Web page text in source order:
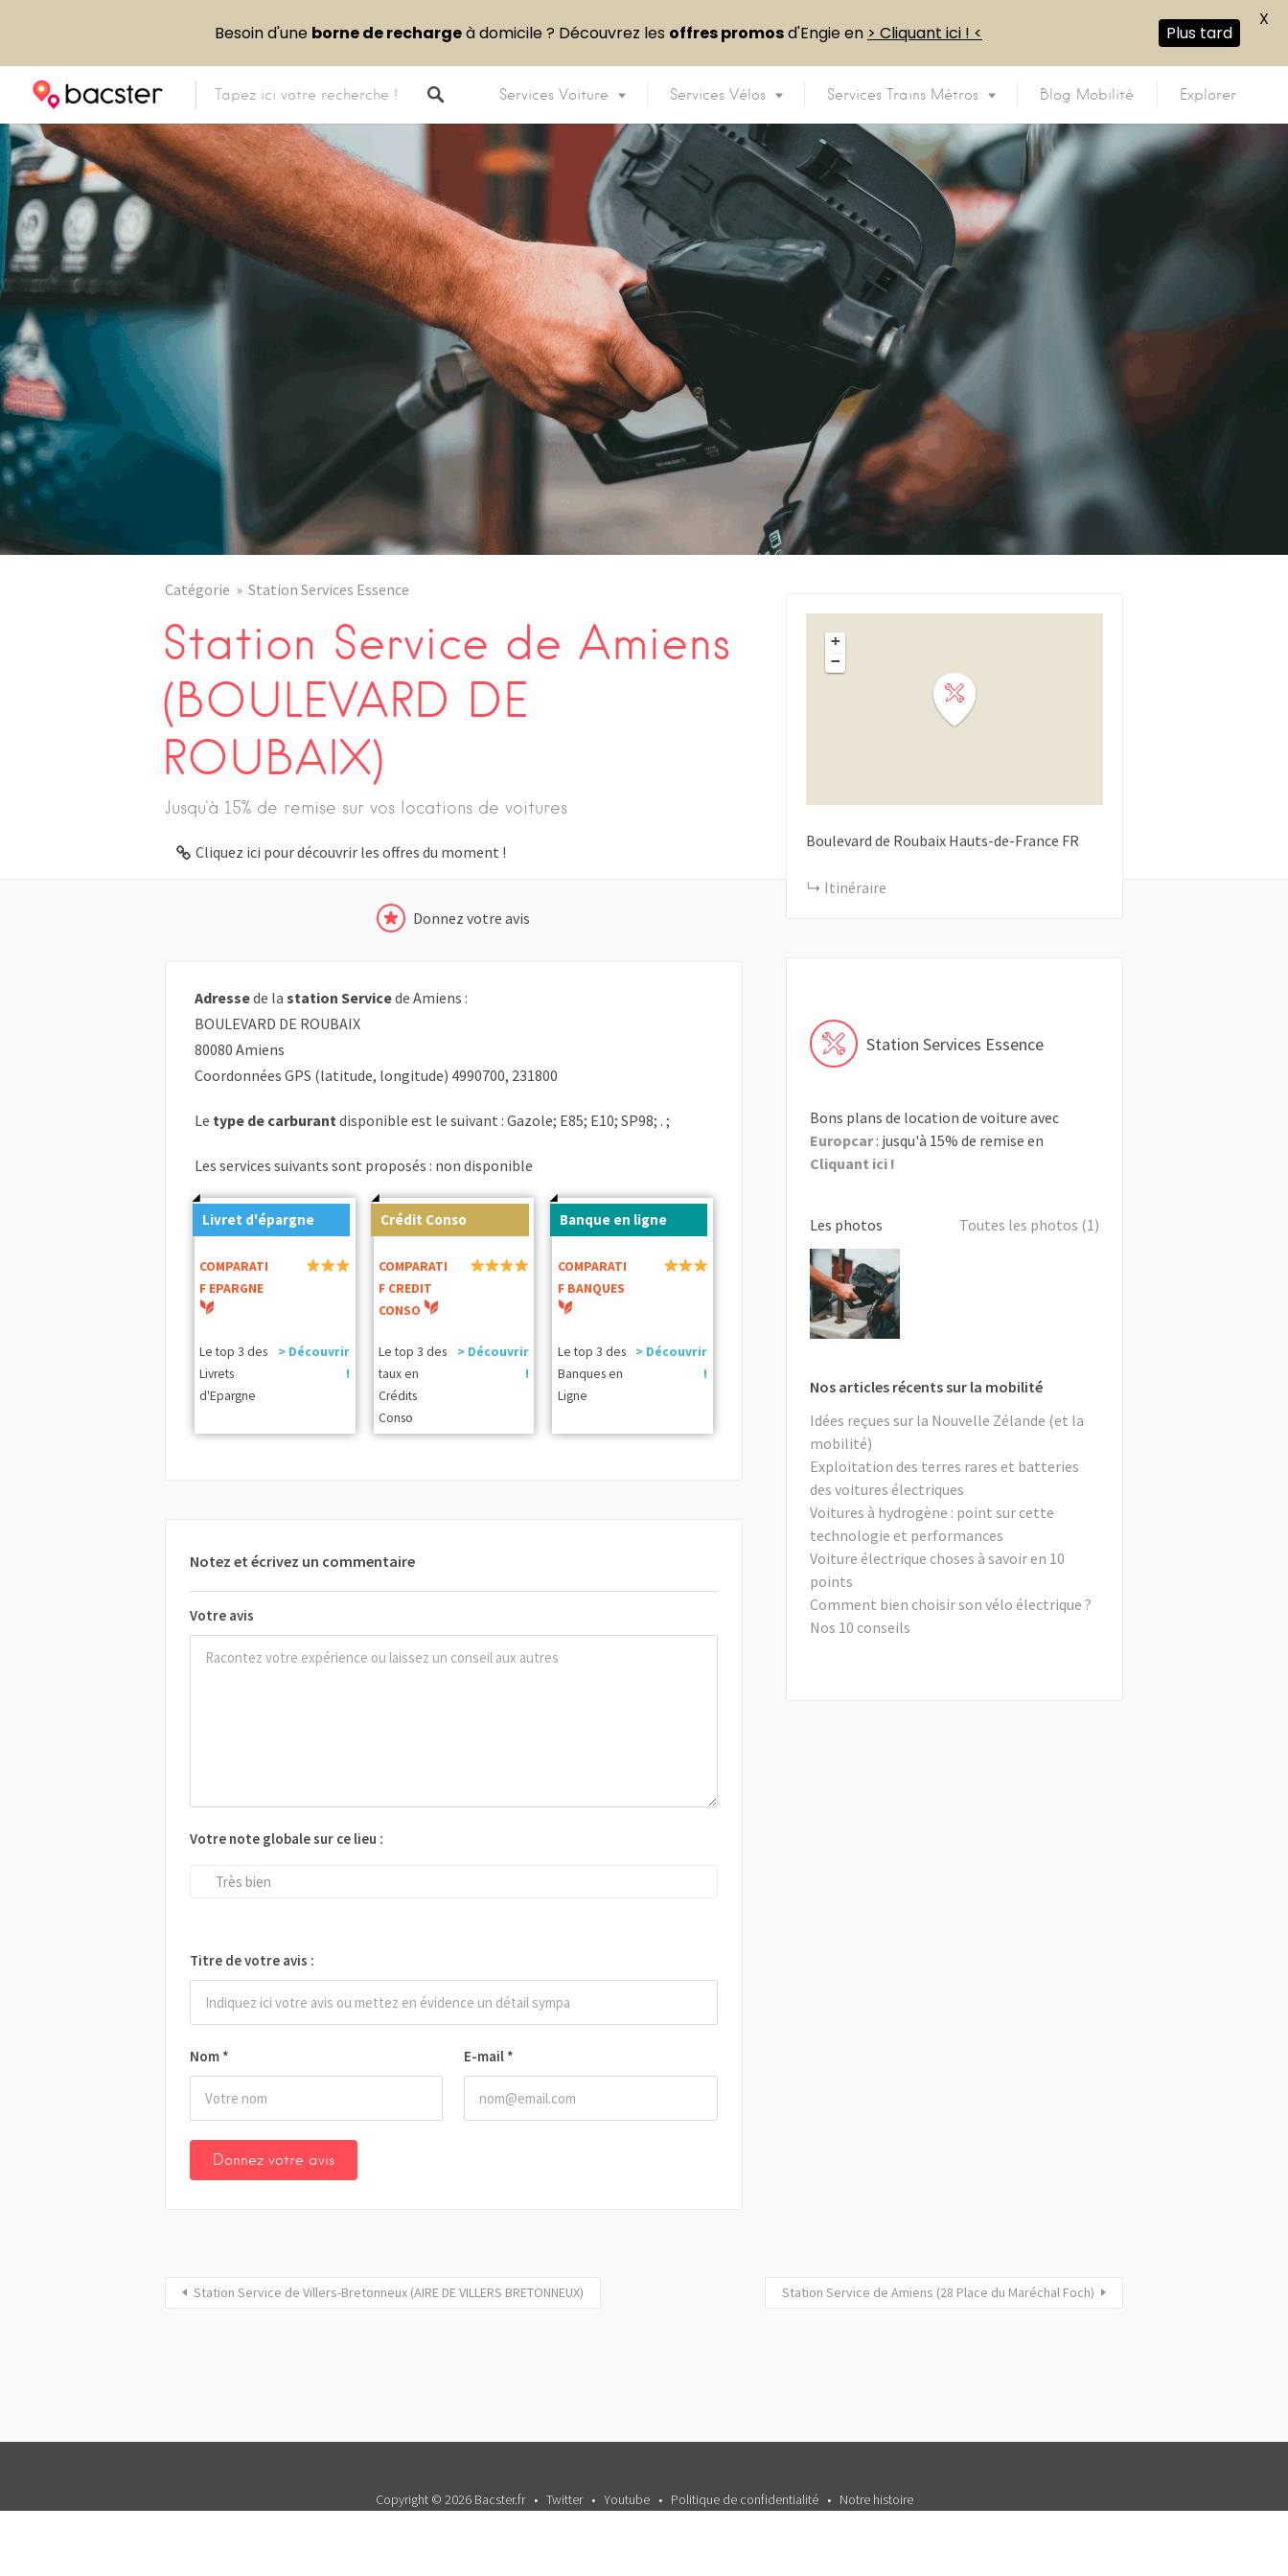
Services Voiture Services Vélos Services Trains Métros Blog Mobilité Explorer
Catégorie Station Services Essence
Station Service de Amiens
(BOULEVARD DE
ROUBAIX)
Jusqu'à 15% de remise sur vos locations de voitures
Cliquez ici pour découvrir les offres du moment !
Donnez votre avis
Adressede la station Servicede Amiens :
BOULEVARD DE ROUBAIX
80080 Amiens
Coordonnées GPS (latitude, longitude) 4990700, 231800
Le type de carburantdisponible est le suivant : Gazole; E85; E10; SP98; . ;
Les services suivants sont proposés : non disponible
Livret d'épargne
COMPARATI
F EPARGNE
Le top 3 des
Livrets
d'Epargne
> Découvrir
!
Crédit Conso
COMPARATI
F CREDIT
CONSO
Le top 3 des
taux en
Crédits
Conso
> Découvrir
!
Banque en ligne
COMPARATI
F BANQUES
Le top 3 des
Banques en
Ligne
> Découvrir
!
Notez et écrivez un commentaire
Votre avis
Nom * E-mail *
Votre note globale sur ce lieu :
Très bien
Titre de votre avis :
+
−
Boulevard de Roubaix Hauts-de-France FR
Itinéraire
Station Services Essence
Bons plans de location de voiture avec
Europcar: jusqu'à 15% de remise en
Cliquant ici !
Les photos Toutes les photos (1)
Nos articles récents sur la mobilité
Idées reçues sur la Nouvelle Zélande (et la
mobilité)
Exploitation des terres rares et batteries
des voitures électriques
Voitures à hydrogène : point sur cette
technologie et performances
Voiture électrique choses à savoir en 10
points
Comment bien choisir son vélo électrique ?
Nos 10 conseils
Station Service de Villers-Bretonneux (AIRE DE VILLERS BRETONNEUX) Station Service de Amiens (28 Place du Maréchal Foch)
Copyright © 2026 Bacster.fr Twitter Youtube Politique de confidentialité Notre histoire
Besoin d'une borne de rechargeà domicile ? Découvrez les offres promosd'Engie en > Cliquant ici ! < Plus tard
X